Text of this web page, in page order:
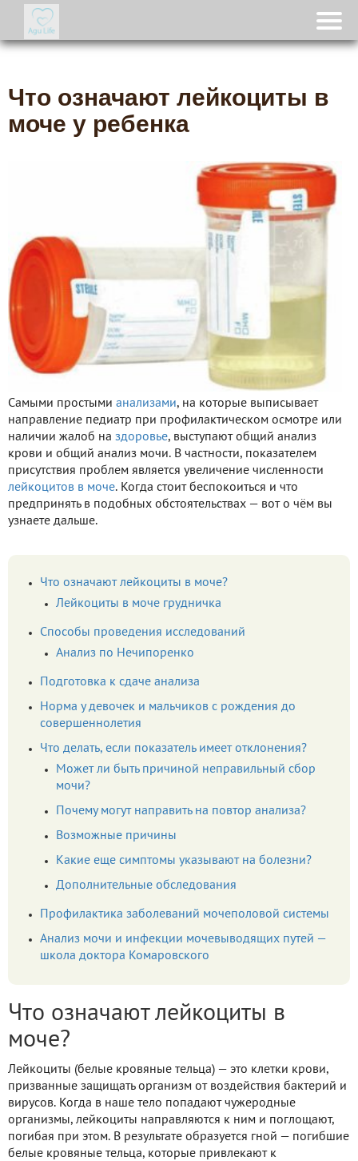
Что означают лейкоциты в
моче у ребенка
Самыми простыми анализами, на которые выписывает
направление педиатр при профилактическом осмотре или
наличии жалоб на здоровье, выступают общий анализ
крови и общий анализ мочи. В частности, показателем
присутствия проблем является увеличение численности
лейкоцитов в моче. Когда стоит беспокоиться и что
предпринять в подобных обстоятельствах — вот о чём вы
узнаете дальше.
Что означают лейкоциты в моче?
Лейкоциты в моче грудничка
Способы проведения исследований
Анализ по Нечипоренко
Подготовка к сдаче анализа
Норма у девочек и мальчиков с рождения до
совершеннолетия
Что делать, если показатель имеет отклонения?
Может ли быть причиной неправильный сбор
мочи?
Почему могут направить на повтор анализа?
Возможные причины
Какие еще симптомы указывают на болезни?
Дополнительные обследования
Профилактика заболеваний мочеполовой системы
Анализ мочи и инфекции мочевыводящих путей —
школа доктора Комаровского
Что означают лейкоциты в
моче?
Лейкоциты (белые кровяные тельца) — это клетки крови,
призванные защищать организм от воздействия бактерий и
вирусов. Когда в наше тело попадают чужеродные
организмы, лейкоциты направляются к ним и поглощают,
погибая при этом. В результате образуется гной — погибшие
белые кровяные тельца, которые привлекают к